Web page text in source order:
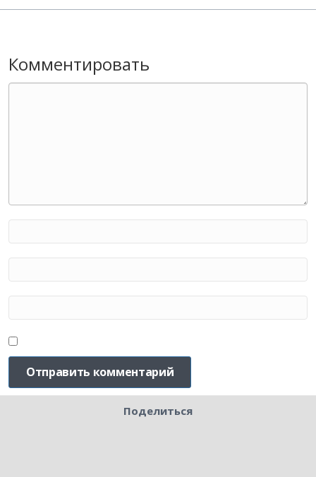
Комментировать
Поделиться